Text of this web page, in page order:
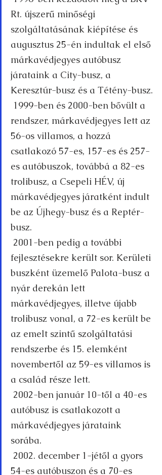
Rt. újszerű minőségi
szolgáltatásának kiépítése és
augusztus 25-én indultak el első
márkavédjegyes autóbusz
járataink a City-busz, a
Keresztúr-busz és a Tétény-busz.
rendszer, márkavédjegyes lett az
56-os villamos, a hozzá
csatlakozó 57-es, 157-es és 257-
es autóbuszok, továbbá a 82-es
trolibusz, a Csepeli HÉV, új
márkavédjegyes járatként indult
be az Újhegy-busz és a Reptér-
busz.
fejlesztésekre került sor. Kerületi
buszként üzemelő Palota-busz a
nyár derekán lett
márkavédjegyes, illetve újabb
trolibusz vonal, a 72-es került be
az emelt szintű szolgáltatási
rendszerbe és 15. elemként
novembertől az 59-es villamos is
a család része lett.
autóbusz is csatlakozott a
márkavédjegyes járataink
sorába.
54-es autóbuszon és a 70-es